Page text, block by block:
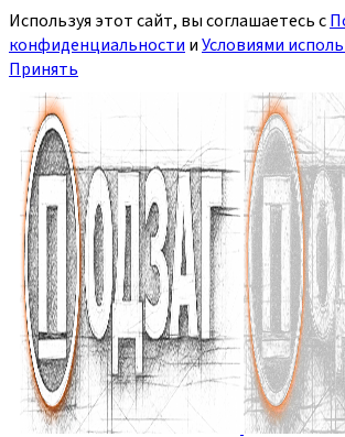
Используя этот сайт, вы соглашаетесь с
конфиденциальности иУсловиями
Принять